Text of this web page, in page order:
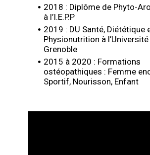
2018 : Diplôme de Phyto-
à l’I.E.P.P
2019 : DU Santé, Diététique
Physionutrition à
Grenoble
2015 à 2020 : Formations
ostéopathiques : Femme
Sportif, Nourisson, Enfant